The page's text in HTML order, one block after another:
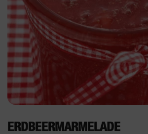
ERDBEERMARMELADE